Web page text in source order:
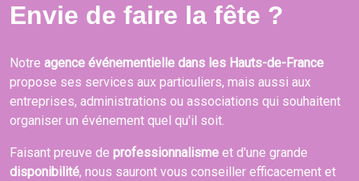
Envie de faire la fête ?
Notre agence événementielle dans les Hauts-de-France
propose ses services aux particuliers, mais aussi aux
entreprises, administrations ou associations qui souhaitent
organiser un événement quel qu'il soit.
Faisant preuve de professionnalisme et d'une grande
disponibilité, nous sauront vous conseiller efficacement et